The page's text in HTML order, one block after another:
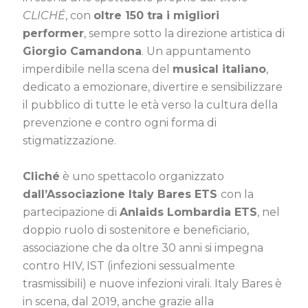
CLICHÉ, con oltre 150 tra i migliori
performer, sempre sotto la direzione artistica di
Giorgio Camandona. Un appuntamento
imperdibile nella scena del musical italiano,
dedicato a emozionare, divertire e sensibilizzare
il pubblico di tutte le età verso la cultura della
prevenzione e contro ogni forma di
stigmatizzazione.
Cliché è uno spettacolo organizzato
dall’Associazione Italy Bares ETS con la
partecipazione di Anlaids Lombardia ETS, nel
doppio ruolo di sostenitore e beneficiario,
associazione che da oltre 30 anni si impegna
contro HIV, IST (infezioni sessualmente
trasmissibili) e nuove infezioni virali. Italy Bares è
in scena, dal 2019, anche grazie alla